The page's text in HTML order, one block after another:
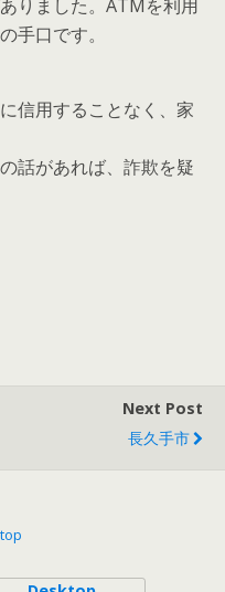
りました。ATMを利用
手口です。
信用することなく、家
話があれば、詐欺を疑
Next Post
長久手市